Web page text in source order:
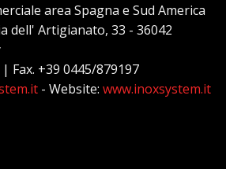
area Spagna e Sud America
dell' Artigianato, 33 - 36042
Fax. +39 0445/879197
- Website: www.inoxsystem.it